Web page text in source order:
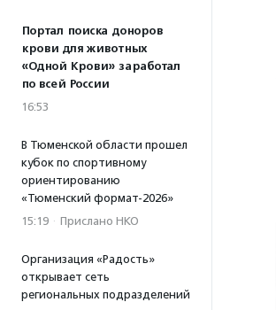
Портал поиска доноров
крови для животных
«Одной Крови» заработал
по всей России
16:53
В Тюменской области прошел
кубок по спортивному
ориентированию
«Тюменский формат-2026»
15:19 · Прислано НКО
Организация «Радость»
открывает сеть
региональных подразделений